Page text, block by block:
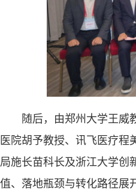
随后，由郑州大学王威
医院胡予教授、讯飞医疗程
局施长苗科长及浙江大学创
值、落地瓶颈与转化路径展